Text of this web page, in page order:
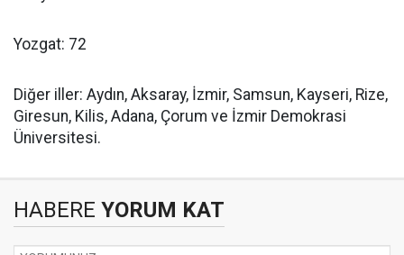
Yozgat: 72
Diğer iller: Aydın, Aksaray, İzmir, Samsun, Kayseri, Rize,
Giresun, Kilis, Adana, Çorum ve İzmir Demokrasi
Üniversitesi.
HABERE YORUM KAT